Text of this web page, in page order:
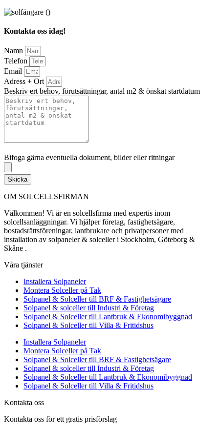
Kontakta oss idag!
Namn
Telefon
Email
Adress + Ort
Beskriv ert behov, förutsättningar, antal m2 & önskat startdatum
Bifoga gärna eventuella dokument, bilder eller ritningar
Skicka
OM SOLCELLSFIRMAN
Välkommen! Vi är en solcellsfirma med expertis inom
solcellsanläggningar. Vi hjälper företag, fastighetsägare,
bostadsrättsföreningar, lantbrukare och privatpersoner med
installation av solpaneler & solceller i Stockholm, Göteborg &
Skåne .
Våra tjänster
Installera Solpaneler
Montera Solceller på Tak
Solpanel & Solceller till BRF & Fastighetsägare
Solpanel & solceller till Industri & Företag
Solpanel & Solceller till Lantbruk & Ekonomibyggnad
Solpanel & Solceller till Villa & Fritidshus
Installera Solpaneler
Montera Solceller på Tak
Solpanel & Solceller till BRF & Fastighetsägare
Solpanel & solceller till Industri & Företag
Solpanel & Solceller till Lantbruk & Ekonomibyggnad
Solpanel & Solceller till Villa & Fritidshus
Kontakta oss
Kontakta oss för ett gratis prisförslag